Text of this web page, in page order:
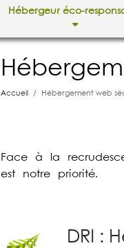
Hébergeur éco-
Accueil Hébergement web
Face à la
est notre priorité.
DRI :